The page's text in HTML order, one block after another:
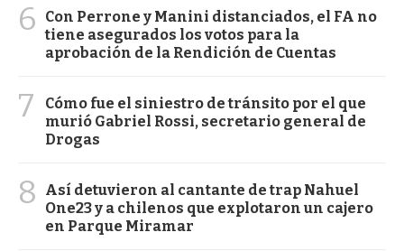
6
Con Perrone y Manini distanciados, el FA no
tiene asegurados los votos para la
aprobación de la Rendición de Cuentas
7
Cómo fue el siniestro de tránsito por el que
murió Gabriel Rossi, secretario general de
Drogas
8
Así detuvieron al cantante de trap Nahuel
One23 y a chilenos que explotaron un cajero
en Parque Miramar